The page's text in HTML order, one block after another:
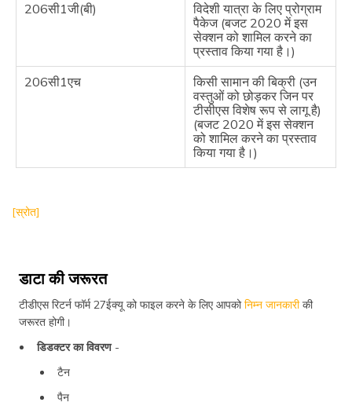
206सी1जी(बी)
विदेशी यात्रा के लिए प्रोग्राम
पैकेज (बजट 2020 में इस
सेक्शन को शामिल करने का
प्रस्ताव किया गया है।)
206सी1एच
किसी सामान की बिक्री (उन
वस्तुओं को छोड़कर जिन पर
टीसीएस विशेष रूप से लागू है)
(बजट 2020 में इस सेक्शन
को शामिल करने का प्रस्ताव
किया गया है।)
[स्रोत]
डाटा की जरूरत
टीडीएस रिटर्न फॉर्म 27ईक्यू को फाइल करने के लिए आपकोनिम्न जानकारीकी
जरूरत होगी।
डिडक्टर का विवरण-
टैन
पैन